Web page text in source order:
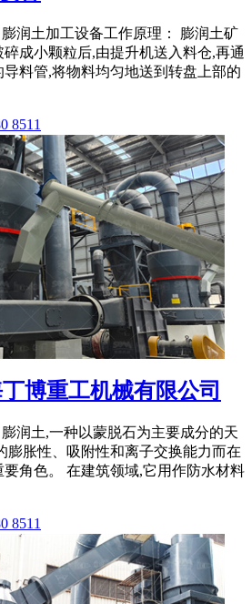
润土加工设备工作原理： 膨润土矿
成小颗粒后,由提升机送入料仓,再通
料管,将物料均匀地送到转盘上部的
8511
博重工机械有限公司
润土,一种以蒙脱石为主要成分的天
膨胀性、吸附性和离子交换能力而在
角色。 在建筑领域,它用作防水材料
8511